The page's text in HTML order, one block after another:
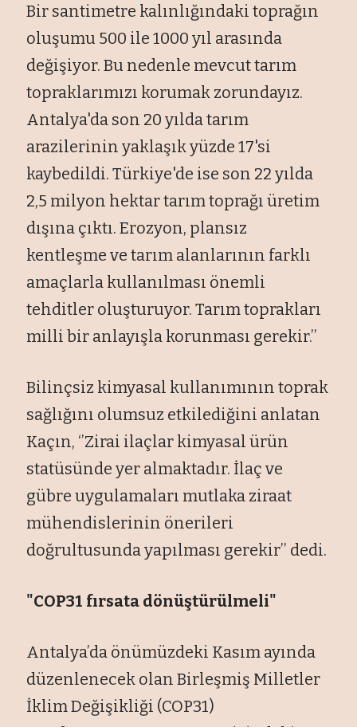
Bir santimetre kalınlığındaki toprağın
oluşumu 500 ile 1000 yıl arasında
değişiyor. Bu nedenle mevcut tarım
topraklarımızı korumak zorundayız.
Antalya'da son 20 yılda tarım
arazilerinin yaklaşık yüzde 17'si
kaybedildi. Türkiye'de ise son 22 yılda
2,5 milyon hektar tarım toprağı üretim
dışına çıktı. Erozyon, plansız
kentleşme ve tarım alanlarının farklı
amaçlarla kullanılması önemli
tehditler oluşturuyor. Tarım toprakları
milli bir anlayışla korunması gerekir.’’
Bilinçsiz kimyasal kullanımının toprak
sağlığını olumsuz etkilediğini anlatan
Kaçın, ‘’Zirai ilaçlar kimyasal ürün
statüsünde yer almaktadır. İlaç ve
gübre uygulamaları mutlaka ziraat
mühendislerinin önerileri
doğrultusunda yapılması gerekir’’ dedi.
"COP31 fırsata dönüştürülmeli"
Antalya’da önümüzdeki Kasım ayında
düzenlenecek olan Birleşmiş Milletler
İklim Değişikliği (COP31)